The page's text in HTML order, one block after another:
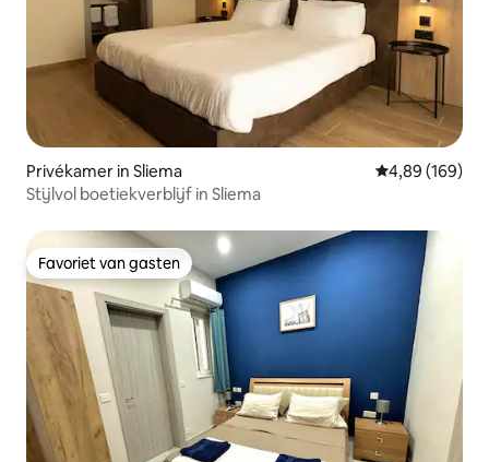
Privékamer in Sliema Gemiddelde
4,89 (169)
Stijlvol boetiekverblijf in Sliema
Favoriet van gasten
Favoriet van gasten